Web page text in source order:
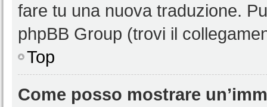
fare tu una nuova traduzione.
phpBB Group (trovi il
Top
Come posso mostrare